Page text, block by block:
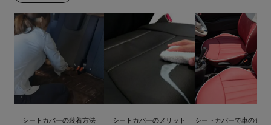
シートカバーの装着方法 シートカバーのメリット
シートカバーで車の査定